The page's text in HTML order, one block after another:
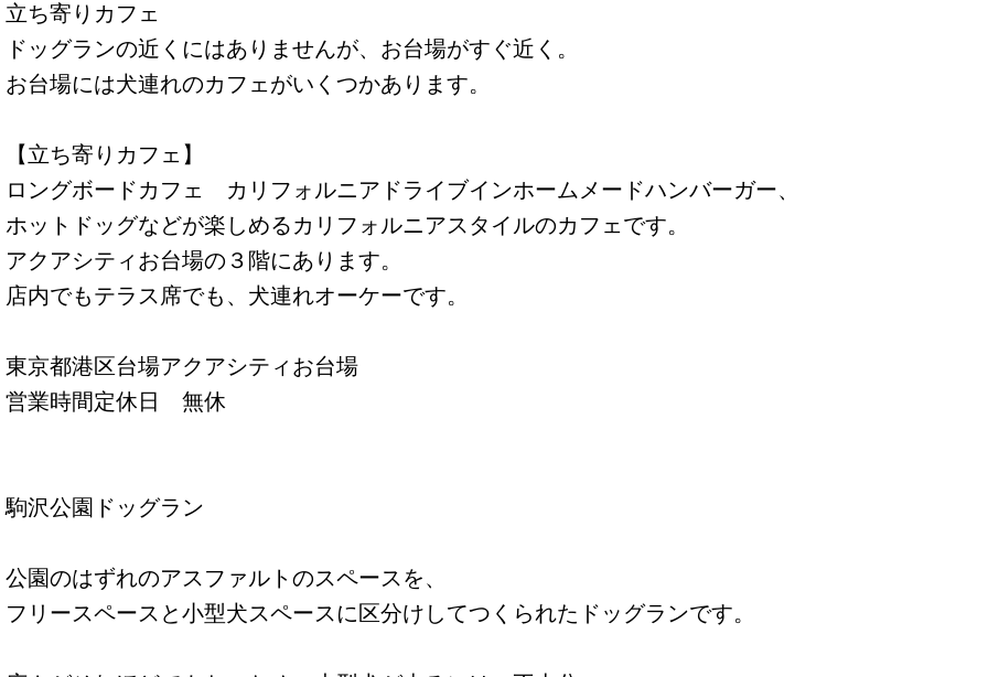
立ち寄りカフェ
ドッグランの近くにはありませんが、お台場がすぐ近く。
お台場には犬連れのカフェがいくつかあります。
【立ち寄りカフェ】
ロングボードカフェ カリフォルニアドライブインホームメードハンバーガー、
ホットドッグなどが楽しめるカリフォルニアスタイルのカフェです。
アクアシティお台場の３階にあります。
店内でもテラス席でも、犬連れオーケーです。
東京都港区台場アクアシティお台場
営業時間定休日 無休
駒沢公園ドッグラン
公園のはずれのアスファルトのスペースを、
フリースペースと小型犬スペースに区分けしてつくられたドッグランです。